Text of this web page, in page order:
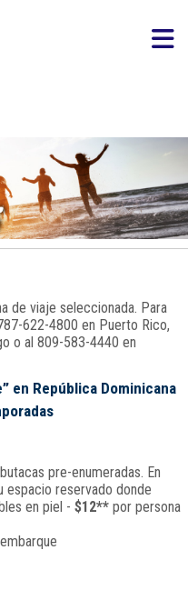
de viaje seleccionada. Para
622-4800 en Puerto Rico,
o al 809-583-4440 en
en República Dominicana
pre-enumeradas. En
espacio reservado donde
en piel - $12**por persona